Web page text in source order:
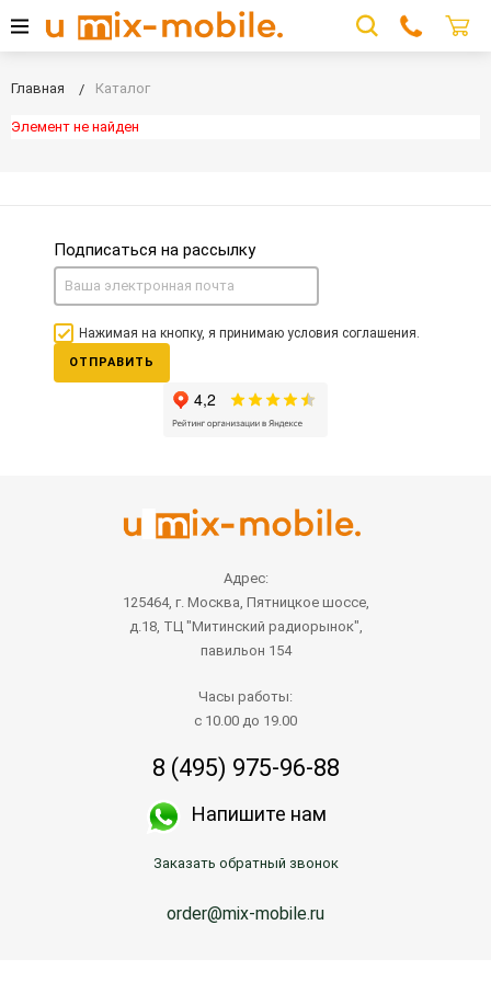
Главная Каталог
Элемент не найден
Подписаться на рассылку
Нажимая на кнопку, я принимаю условия соглашения.
ОТПРАВИТЬ
Адрес:
125464, г. Москва, Пятницкое шоссе,
д.18, ТЦ "Митинский радиорынок",
павильон 154
Часы работы:
с 10.00 до 19.00
8 (495) 975-96-88
Напишите нам
Заказать обратный звонок
order@mix-mobile.ru